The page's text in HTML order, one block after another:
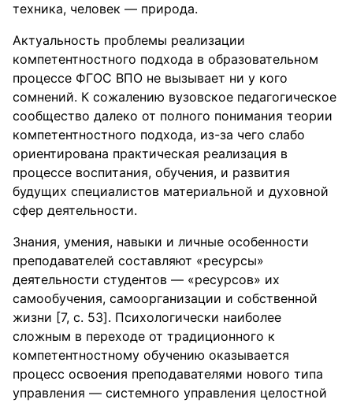
техника, человек — природа.
Актуальность проблемы реализации
компетентностного подхода в образовательном
процессе ФГОС ВПО не вызывает ни у кого
сомнений. К сожалению вузовское педагогическое
сообщество далеко от полного понимания теории
компетентностного подхода, из-за чего слабо
ориентирована практическая реализация в
процессе воспитания, обучения, и развития
будущих специалистов материальной и духовной
сфер деятельности.
Знания, умения, навыки и личные особенности
преподавателей составляют «ресурсы»
деятельности студентов — «ресурсов» их
самообучения, самоорганизации и собственной
жизни [7, c. 53]. Психологически наиболее
сложным в переходе от традиционного к
компетентностному обучению оказывается
процесс освоения преподавателями нового типа
управления — системного управления целостной